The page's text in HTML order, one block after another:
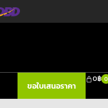
ขอใบเสนอราคา
0฿ 0